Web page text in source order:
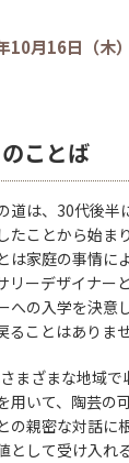
10月16日（木
ことば
道は、30代後半
たことから始ま
は家庭の事情に
リーデザイナー
への入学を決意
ることはありま
まざまな地域
用いて、陶芸の
の親密な対話に
として受け入れ